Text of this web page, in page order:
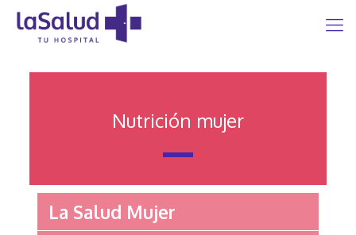
Nutrición mujer
La Salud Mujer